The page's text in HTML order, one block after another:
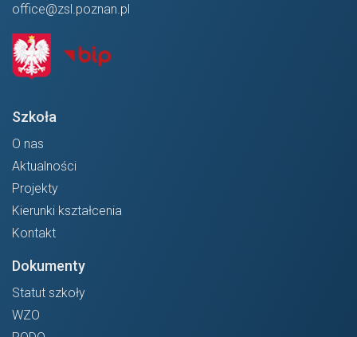
office@zsl.poznan.pl
Szkoła
O nas
Aktualności
Projekty
Kierunki kształcenia
Kontakt
Dokumenty
Statut szkoły
WZO